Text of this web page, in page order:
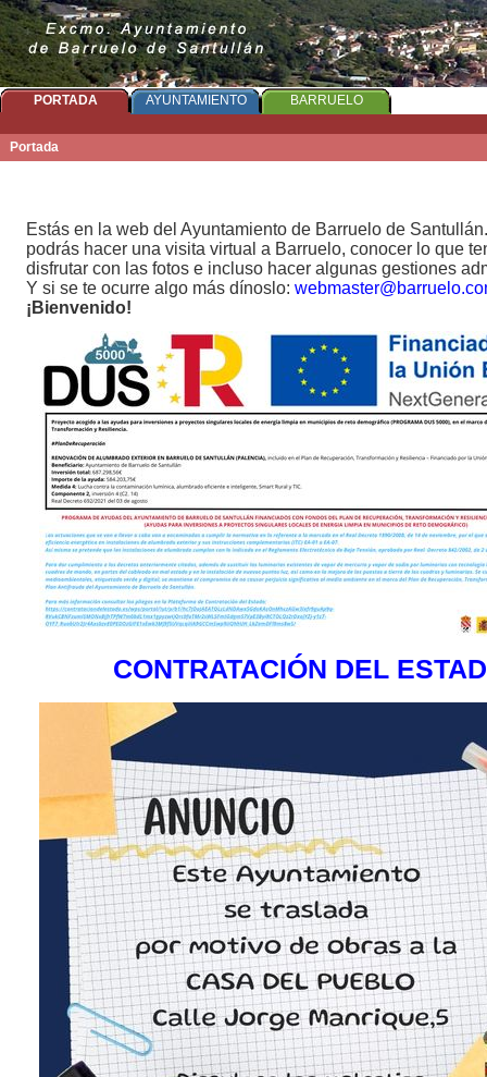
PORTADA AYUNTAMIENTO BARRUELO
Portada
Estás en la web del Ayuntamiento de Barruelo de
podrás hacer una visita virtual a Barruelo, conocer lo que
disfrutar con las fotos e incluso hacer algunas gestiones
Y si se te ocurre algo más dínoslo:
¡Bienvenido!
CONTRATACIÓN DEL